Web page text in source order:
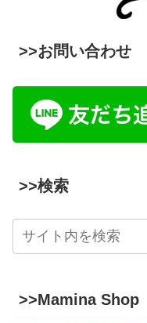
>>お問い合わせ
>>検索
>>Mamina Shop